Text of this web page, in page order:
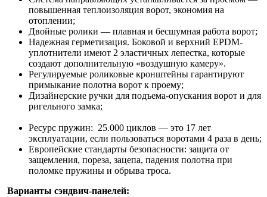
повышенная теплоизоляция ворот, экономия на
отоплении;
Двойные ролики — плавная и бесшумная работа ворот;
Надежная герметизация. Боковой и верхний EPDM-
уплотнители имеют 2 эластичных лепестка, которые
создают дополнительную «воздушную камеру».
Регулируемые роликовые кронштейны гарантируют
примыкание полотна ворот к проему;
Дизайнерские ручки для подъема-опускания ворот и для
ригельного замка;
Ресурс пружин: 25.000 циклов — это 17 лет
эксплуатации, если пользоваться воротами 4 раза в день;
Европейские стандарты безопасности: защита от
защемления, пореза, зацепа, падения полотна при
поломке пружины и обрыва троса.
Варианты сэндвич-панелей: